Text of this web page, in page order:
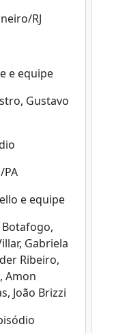
RJ
e equipe
Gustavo
PA
e equipe
Botafogo,
Gabriela
Ribeiro,
Amon
João Brizzi